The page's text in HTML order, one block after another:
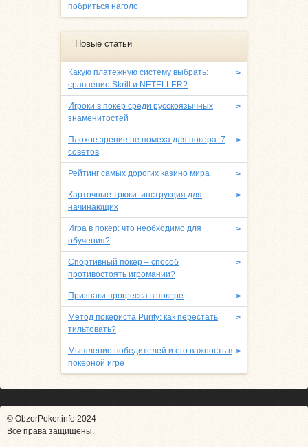
побриться наголо
Новые статьи
>
Какую платежную систему выбрать:
сравнение Skrill и NETELLER?
>
Игроки в покер среди русскоязычных
знаменитостей
>
Плохое зрение не помеха для покера: 7
советов
>
Рейтинг самых дорогих казино мира
>
Карточные трюки: инструкция для
начинающих
>
Игра в покер: что необходимо для
обучения?
>
Спортивный покер – способ
противостоять игромании?
>
Признаки прогресса в покере
>
Метод покериста Purity: как перестать
тильтовать?
>
Мышление победителей и его важность в
покерной игре
© ObzorPoker.info 2024
Все права защищены.